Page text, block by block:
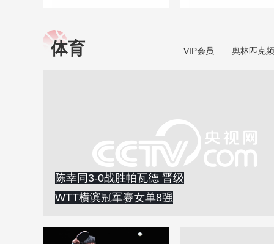
体育 VIP会员 奥林匹克
陈幸同3-0战胜帕瓦德 晋级
WTT横滨冠军赛女单8强